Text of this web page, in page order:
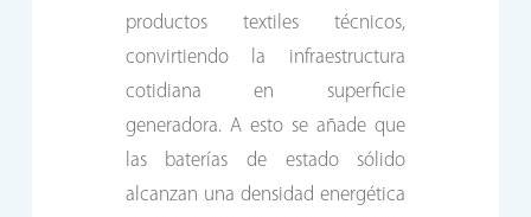
productos textiles técnicos,
convirtiendo la infraestructura
cotidiana en superficie
generadora. A esto se añade que
las baterías de estado sólido
alcanzan una densidad energética